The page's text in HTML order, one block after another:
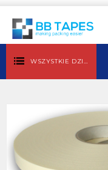
WSZYSTKIE DZIAŁY